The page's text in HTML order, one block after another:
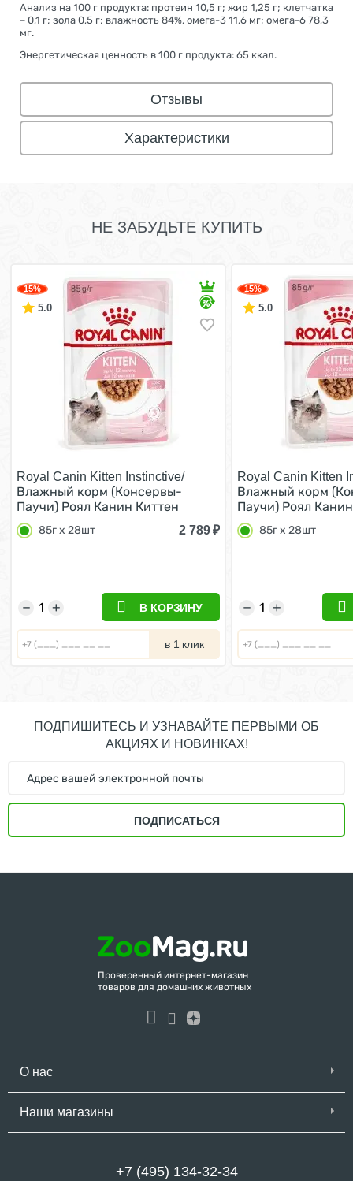
Анализ на 100 г продукта: протеин 10,5 г; жир 1,25 г; клетчатка
– 0,1 г; зола 0,5 г; влажность 84%, омега-3 11,6 мг; омега-6 78,3
мг.
Энергетическая ценность в 100 г продукта: 65 ккал.
Отзывы
Характеристики
НЕ ЗАБУДЬТЕ КУПИТЬ
15%
5.0
Royal Canin Kitten Instinctive/
Влажный корм (Консервы-
Паучи) Роял Канин Киттен
Инстинктив для Котят в
возрасте от 4 до 12 месяцев в
85г х 28шт 2 789₽
+
− В КОРЗИНУ
в 1 клик
15%
5.0
Royal Canin Kitten
Влажный корм
Паучи) Роял
Инстинктив для
возрасте от 4 до
85г х 28шт
+
−
ПОДПИШИТЕСЬ И УЗНАВАЙТЕ ПЕРВЫМИ ОБ
АКЦИЯХ И НОВИНКАХ!
ПОДПИСАТЬСЯ
Проверенный интернет-магазин
товаров для домашних животных
О нас
Наши магазины
+7 (495) 134-32-34